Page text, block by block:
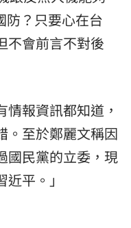
防？只要心在台
不會前言不對後
報資訊都知道，
。至於鄭麗文稱因
國民黨的立委，現
平。」